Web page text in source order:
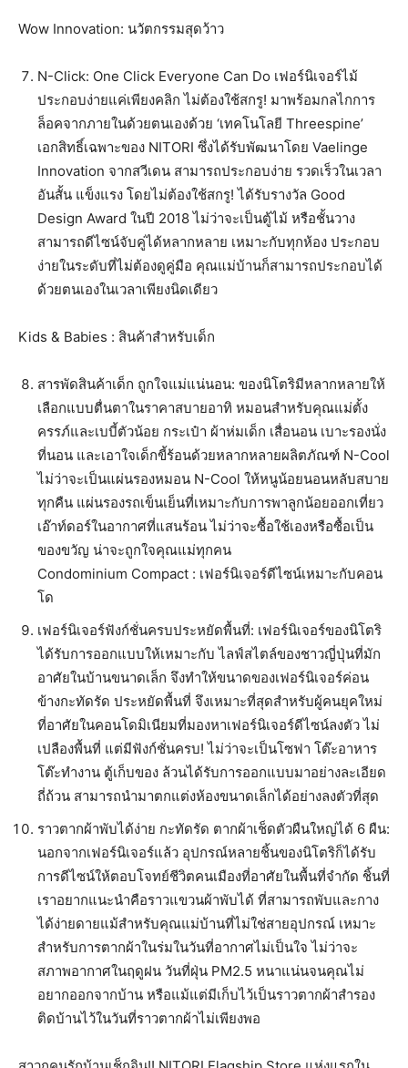
Wow Innovation: นวัตกรรมสุดว้าว
N-Click: One Click Everyone Can Do เฟอร์นิเจอร์ไม้
ประกอบง่ายแค่เพียงคลิก ไม่ต้องใช้สกรู! มาพร้อมกลไกการ
ล็อคจากภายในด้วยตนเองด้วย ‘เทคโนโลยี Threespine’
เอกสิทธิ์เฉพาะของ NITORI ซึ่งได้รับพัฒนาโดย Vaelinge
Innovation จากสวีเดน สามารถประกอบง่าย รวดเร็วในเวลา
อันสั้น แข็งแรง โดยไม่ต้องใช้สกรู! ได้รับรางวัล Good
Design Award ในปี 2018 ไม่ว่าจะเป็นตู้ไม้ หรือชั้นวาง
สามารถดีไซน์จับคู่ได้หลากหลาย เหมาะกับทุกห้อง ประกอบ
ง่ายในระดับที่ไม่ต้องดูคู่มือ คุณแม่บ้านก็สามารถประกอบได้
ด้วยตนเองในเวลาเพียงนิดเดียว
Kids & Babies : สินค้าสำหรับเด็ก
สารพัดสินค้าเด็ก ถูกใจแม่แน่นอน: ของนิโตริมีหลากหลายให้
เลือกแบบตื่นตาในราคาสบายอาทิ หมอนสำหรับคุณแม่ตั้ง
ครรภ์และเบบี้ตัวน้อย กระเป๋า ผ้าห่มเด็ก เสื่อนอน เบาะรองนั่ง
ที่นอน และเอาใจเด็กขี้ร้อนด้วยหลากหลายผลิตภัณฑ์ N-Cool
ไม่ว่าจะเป็นแผ่นรองหมอน N-Cool ให้หนูน้อยนอนหลับสบาย
ทุกคืน แผ่นรองรถเข็นเย็นที่เหมาะกับการพาลูกน้อยออกเที่ยว
เอ๊าท์ดอร์ในอากาศที่แสนร้อน ไม่ว่าจะซื้อใช้เองหรือซื้อเป็น
ของขวัญ น่าจะถูกใจคุณแม่ทุกคน
Condominium Compact : เฟอร์นิเจอร์ดีไซน์เหมาะกับคอน
โด
เฟอร์นิเจอร์ฟังก์ชั่นครบประหยัดพื้นที่: เฟอร์นิเจอร์ของนิโตริ
ได้รับการออกแบบให้เหมาะกับ ไลฟ์สไตล์ของชาวญี่ปุ่นที่มัก
อาศัยในบ้านขนาดเล็ก จึงทำให้ขนาดของเฟอร์นิเจอร์ค่อน
ข้างกะทัดรัด ประหยัดพื้นที่ จึงเหมาะที่สุดสำหรับผู้คนยุคใหม่
ที่อาศัยในคอนโดมิเนียมที่มองหาเฟอร์นิเจอร์ดีไซน์ลงตัว ไม่
เปลืองพื้นที่ แต่มีฟังก์ชั่นครบ! ไม่ว่าจะเป็นโซฟา โต๊ะอาหาร
โต๊ะทำงาน ตู้เก็บของ ล้วนได้รับการออกแบบมาอย่างละเอียด
ถี่ถ้วน สามารถนำมาตกแต่งห้องขนาดเล็กได้อย่างลงตัวที่สุด
ราวตากผ้าพับได้ง่าย กะทัดรัด ตากผ้าเช็ดตัวผืนใหญ่ได้ 6 ผืน:
นอกจากเฟอร์นิเจอร์แล้ว อุปกรณ์หลายชิ้นของนิโตริก็ได้รับ
การดีไซน์ให้ตอบโจทย์ชีวิตคนเมืองที่อาศัยในพื้นที่จำกัด ชิ้นที่
เราอยากแนะนำคือราวแขวนผ้าพับได้ ที่สามารถพับและกาง
ได้ง่ายดายแม้สำหรับคุณแม่บ้านที่ไม่ใช่สายอุปกรณ์ เหมาะ
สำหรับการตากผ้าในร่มในวันที่อากาศไม่เป็นใจ ไม่ว่าจะ
สภาพอากาศในฤดูฝน วันที่ฝุ่น PM2.5 หนาแน่นจนคุณไม่
อยากออกจากบ้าน หรือแม้แต่มีเก็บไว้เป็นราวตากผ้าสำรอง
ติดบ้านไว้ในวันที่ราวตากผ้าไม่เพียงพอ